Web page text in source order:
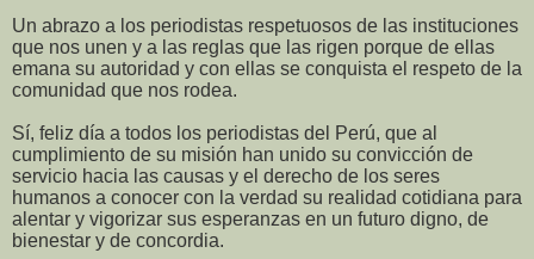
Un abrazo a los periodistas respetuosos de las instituciones
que nos unen y a las reglas que las rigen porque de ellas
emana su autoridad y con ellas se conquista el respeto de la
comunidad que nos rodea.
Sí, feliz día a todos los periodistas del Perú, que al
cumplimiento de su misión han unido su convicción de
servicio hacia las causas y el derecho de los seres
humanos a conocer con la verdad su realidad cotidiana para
alentar y vigorizar sus esperanzas en un futuro digno, de
bienestar y de concordia.